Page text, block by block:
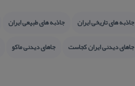
جاذبه های تاریخی ایران جاذبه های طبیعی ایران
جاهای دیدنی ایران كجاست
جاهای دیدنی ماكو